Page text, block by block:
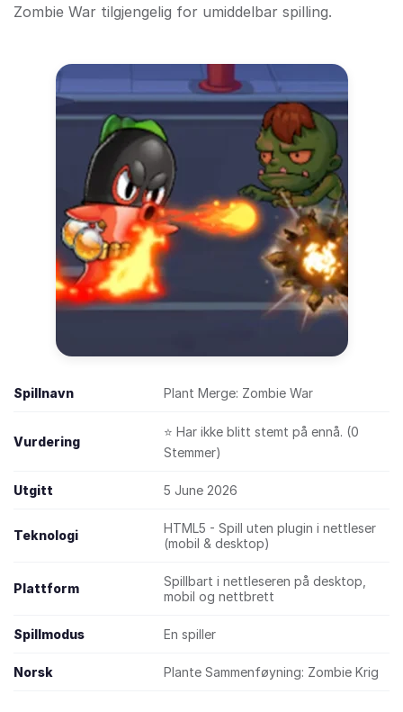
Zombie War tilgjengelig for umiddelbar spilling.
Spillnavn Plant Merge: Zombie War
Vurdering
⭐ Har ikke blitt stemt på ennå. (0
Stemmer)
Utgitt 5 June 2026
Teknologi
HTML5 - Spill uten plugin i nettleser
(mobil & desktop)
Plattform
Spillbart i nettleseren på desktop,
mobil og nettbrett
Spillmodus En spiller
Norsk Plante Sammenføyning: Zombie Krig